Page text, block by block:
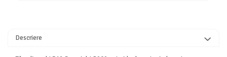
Descriere